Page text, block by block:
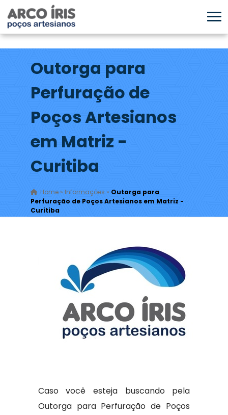
Outorga para
Perfuração de
Poços Artesianos
em Matriz -
Curitiba
Home» Informações » Outorga para
Perfuração de Poços Artesianos em Matriz -
Curitiba
Caso você esteja buscando pela
Outorga para Perfuração de Poços